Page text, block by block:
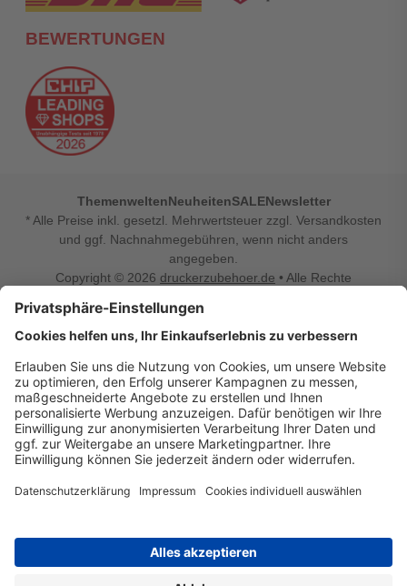
BEWERTUNGEN
ThemenweltenNeuheitenSALENewsletter
* Alle Preise inkl. gesetzl. Mehrwertsteuer zzgl. Versandkosten
und ggf. Nachnahmegebühren, wenn nicht anders
angegeben.
Copyright © 2026 druckerzubehoer.de • Alle Rechte
Vertrag widerrufen
Druckerzubehoer.de – preiswerte Qualität für Ihr Office
Sie sind auf der Suche nach dem passenden Druckerzubehör
oder Zubehör für das Büro, den Computer oder Ihr
Smartphone? Dann sind Sie bei Druckerzubehoer.de genau
richtig! Unser breites Sortiment bietet unter anderem Tinte
und Toner für alle gängigen Druckermodelle – großer sowie
kleiner Hersteller. Zugleich sind wir Ihr Online Fachhandel für
einrichten, die Werkstatt ausstatten oder den Alltag mit
was Ihren Arbeitsplatz noch komfortabler macht, finden Sie
bei uns auch Bastelspaß, Schulbedarf, Beleuchtung,